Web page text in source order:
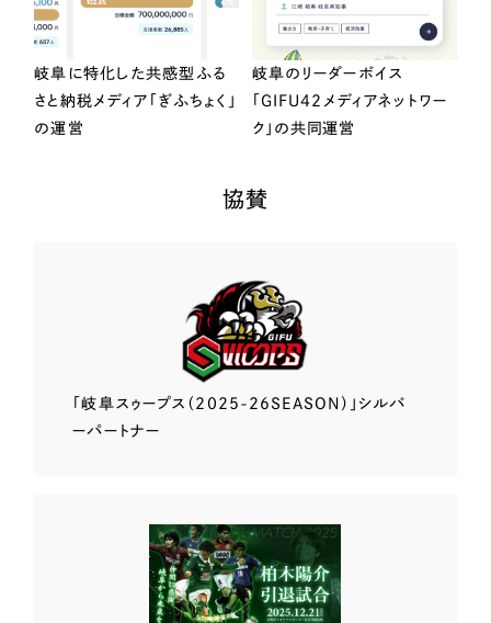
岐阜に特化した共感型ふる
さと納税メディア「ぎふちょく」
の運営
岐阜のリーダーボイス
「GIFU42メディアネットワー
ク」の共同運営
協賛
「岐阜スゥープス （2025-26SEASON）」 シルバ
ーパートナー